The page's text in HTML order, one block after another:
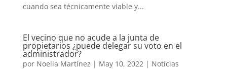
cuando sea técnicamente viable y...
El vecino que no acude a la junta de
propietarios ¿puede delegar su voto en el
administrador?
por Noelia Martínez | May 10, 2022| Noticias